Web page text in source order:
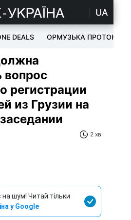
UA
DEALS ОРМУЗЬКА ПРОТОКА
вопрос
регистрации
из Грузии на
2 хв
шум! Читай тільки
у Google